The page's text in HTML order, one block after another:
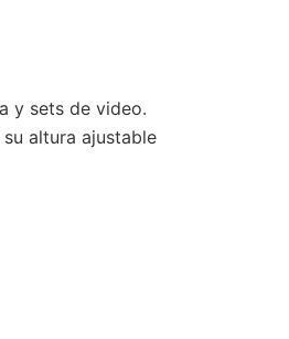
y sets de video.
altura ajustable